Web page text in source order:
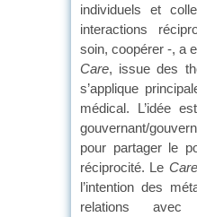
individuels et
interactions
soin, coopérer -, a
Care, issue des
s’applique
médical. L’idée
gouvernant/
pour partager le
réciprocité. Le Care
l’intention des
relations avec